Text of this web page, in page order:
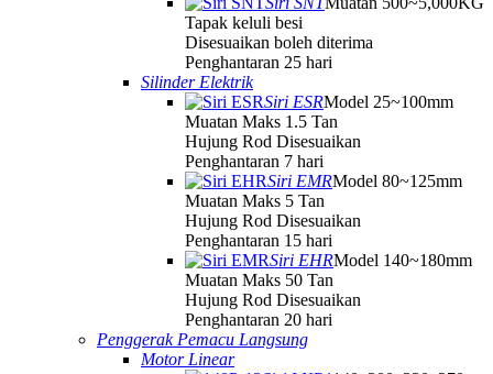
Tapak keluli besi
Disesuaikan boleh diterima
Penghantaran 25 hari
Silinder Elektrik
Siri ESRModel 25~100mm
Muatan Maks 1.5 Tan
Hujung Rod Disesuaikan
Penghantaran 7 hari
Siri EMRModel 80~125mm
Muatan Maks 5 Tan
Hujung Rod Disesuaikan
Penghantaran 15 hari
Siri EHRModel 140~180mm
Muatan Maks 50 Tan
Hujung Rod Disesuaikan
Penghantaran 20 hari
Penggerak Pemacu Langsung
Motor Linear